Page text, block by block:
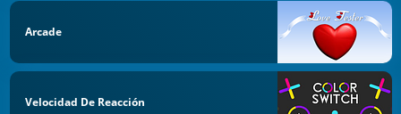
Arcade
Velocidad De Reacción